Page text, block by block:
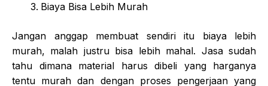
Biaya Bisa Lebih Murah
Jangan anggap membuat sendiri itu biaya lebih
murah, malah justru bisa lebih mahal. Jasa sudah
tahu dimana material harus dibeli yang harganya
tentu murah dan dengan proses pengerjaan yang